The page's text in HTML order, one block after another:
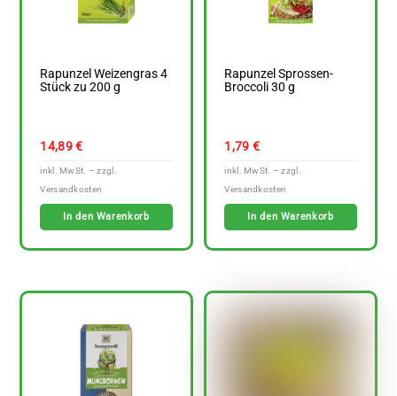
Rapunzel Weizengras 4
Stück zu 200 g
14,89€
In den Warenkorb
Rapunzel Sprossen-
Broccoli 30 g
1,79 €
In den Warenkorb